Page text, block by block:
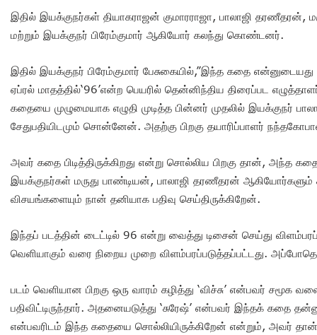
இதில் இயக்குநர்கள் தியாகராஜன் குமாரராஜா, பாலாஜி தரணீதரன்,
மற்றும் இயக்குநர் பிரேம்குமார் ஆகியோர் கலந்து கொண்டனர்.
இதில் இயக்குநர் பிரேம்குமார் பேசுகையில்,”இந்த கதை
ஏப்ரல் மாதத்தில்‘96’என்ற பெயரில் தென்னிந்திய திரைப்பட
கதையை முழுமையாக எழுதி முடித்த பின்னர் முதலில் இயக்குநர்
சேதுபதியிடமும் சொன்னேன். அதற்கு பிறகு தயாரிப்பாளர்
அவர் கதை பிடித்திருக்கிறது என்று சொல்லிய பிறகு தான்,
இயக்குநர்கள் மருது பாண்டியன், பாலாஜி தரணீதரன்
விசயங்களையும் நான் தனியாக பதிவு செய்திருக்கிறேன்.
இந்தப் படத்தின் டைட்டில் 96 என்று வைத்து டிசைன் செய்து
வெளியாகும் வரை நிறைய முறை விளம்பரப்படுத்தப்பட்டது.
படம் வெளியான பிறகு ஒரு வாரம் கழித்து ‘விச்சு’ என்பவர்
பதிவிட்டிருந்தார். அதனையடுத்து ‘சுரேஷ்’ என்பவர் இந்தக் கதை
என்பவரிடம் இந்த கதையை சொல்லியிருக்கிறேன் என்றும், அவர்